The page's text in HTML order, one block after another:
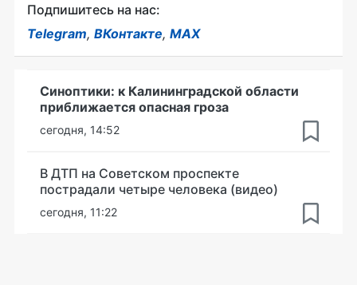
Подпишитесь на нас:
Telegram, ВКонтакте, MAX
Синоптики: к Калининградской области
приближается опасная гроза
сегодня, 14:52
В ДТП на Советском проспекте
пострадали четыре человека (видео)
сегодня, 11:22